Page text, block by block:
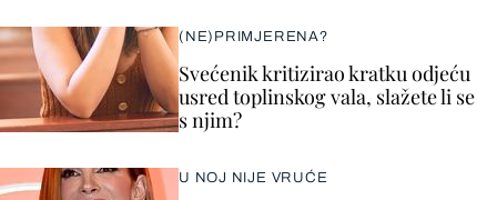
(NE)PRIMJERENA?
Svećenik kritizirao kratku odjeću
usred toplinskog vala, slažete li se
s njim?
U NOJ NIJE VRUĆE